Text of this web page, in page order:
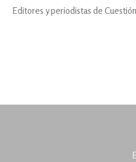
Editores y periodistas de